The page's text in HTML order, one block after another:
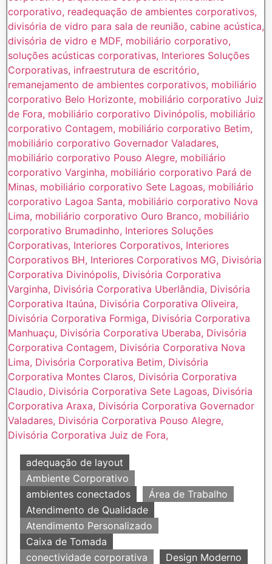
adequação de layout
Ambiente Corporativo
ambientes conectados
Área de Trabalho
Atendimento de Qualidade
Atendimento Personalizado
Caixa de Tomada
conectividade corporativa
Design Moderno